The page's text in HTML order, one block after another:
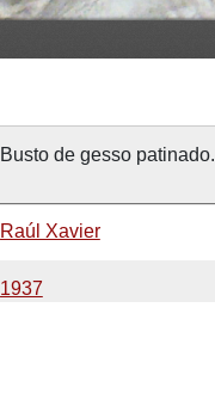
Busto de gesso patinado.
Raúl Xavier
1937